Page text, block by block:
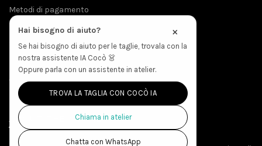
Metodi di pagamento
Privacy & Cookies
Spedizioni
Politica Resi
Accesso Produzione
ABOUT THE STORE
×
Hai bisogno di aiuto?
Se hai bisogno di aiuto per le taglie, trovala con la
nostra assistente IA Cocò 👗
Oppure parla con un assistente in atelier.
TROVA LA TAGLIA CON COCÒ IA
Chiama in atelier
Chatta con WhatsApp